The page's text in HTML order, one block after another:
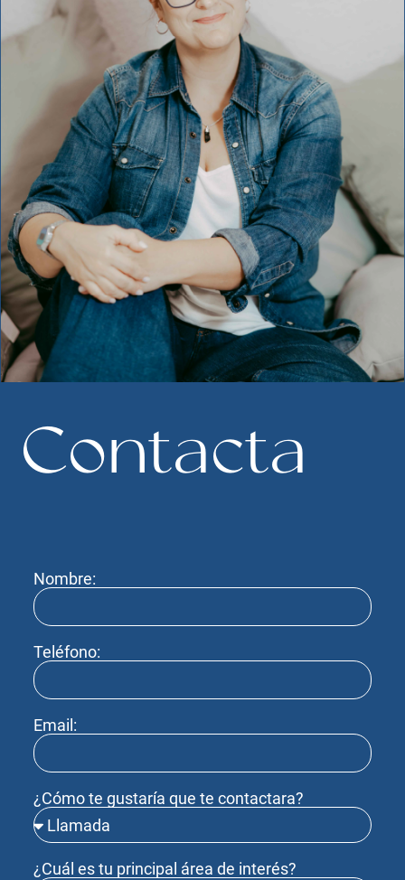
Contacta
Nombre:
Teléfono:
Email:
¿Cómo te gustaría que te contactara?
¿Cuál es tu principal área de interés?